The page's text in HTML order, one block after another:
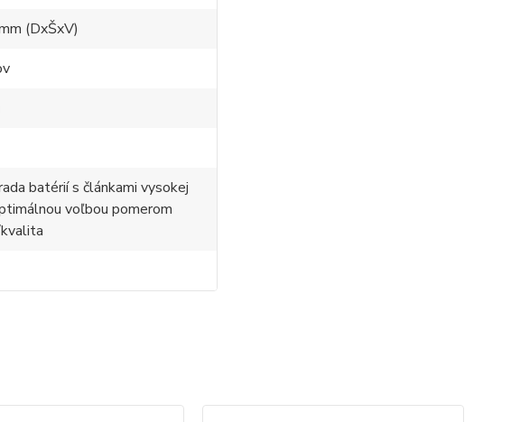
(DxŠxV)
batérií s článkami vysokej
voľbou pomerom